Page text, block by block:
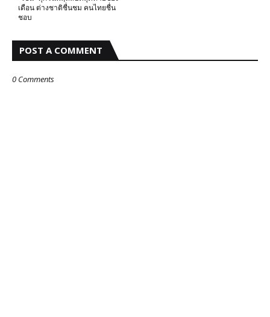
เดือน ต่างชาติชื่นชม คนไทยชื่น
ชอบ
POST A COMMENT
0 Comments